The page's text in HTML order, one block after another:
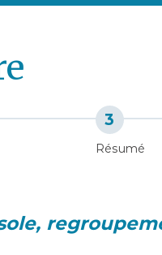
Résumé